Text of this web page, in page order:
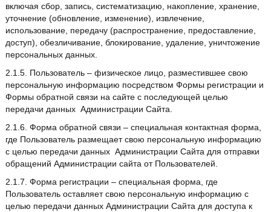
включая сбор, запись, систематизацию, накопление, хранение,
уточнение (обновление, изменение), извлечение,
использование, передачу (распространение, предоставление,
доступ), обезличивание, блокирование, удаление, уничтожение
персональных данных.
2.1.5. Пользователь – физическое лицо, разместившее свою
персональную информацию посредством Формы регистрации и
Формы обратной связи на сайте с последующей целью
передачи данных Администрации Сайта.
2.1.6. Форма обратной связи – специальная контактная форма,
где Пользователь размещает свою персональную информацию
с целью передачи данных Администрации Сайта для отправки
обращений Администрации сайта от Пользователей.
2.1.7. Форма регистрации – специальная форма, где
Пользователь оставляет свою персональную информацию с
целью передачи данных Администрации Сайта для доступа к